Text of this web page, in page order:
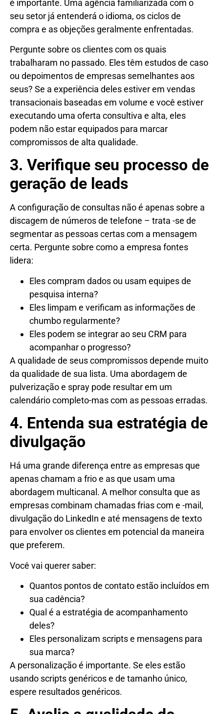
é importante. Uma agência familiarizada com o
seu setor já entenderá o idioma, os ciclos de
compra e as objeções geralmente enfrentadas.
Pergunte sobre os clientes com os quais
trabalharam no passado. Eles têm estudos de caso
ou depoimentos de empresas semelhantes aos
seus? Se a experiência deles estiver em vendas
transacionais baseadas em volume e você estiver
executando uma oferta consultiva e alta, eles
podem não estar equipados para marcar
compromissos de alta qualidade.
3. Verifique seu processo de
geração de leads
A configuração de consultas não é apenas sobre a
discagem de números de telefone – trata -se de
segmentar as pessoas certas com a mensagem
certa. Pergunte sobre como a empresa fontes
lidera:
Eles compram dados ou usam equipes de
pesquisa interna?
Eles limpam e verificam as informações de
chumbo regularmente?
Eles podem se integrar ao seu CRM para
acompanhar o progresso?
A qualidade de seus compromissos depende muito
da qualidade de sua lista. Uma abordagem de
pulverização e spray pode resultar em um
calendário completo-mas com as pessoas erradas.
4. Entenda sua estratégia de
divulgação
Há uma grande diferença entre as empresas que
apenas chamam a frio e as que usam uma
abordagem multicanal. A melhor consulta que as
empresas combinam chamadas frias com e -mail,
divulgação do LinkedIn e até mensagens de texto
para envolver os clientes em potencial da maneira
que preferem.
Você vai querer saber:
Quantos pontos de contato estão incluídos em
sua cadência?
Qual é a estratégia de acompanhamento
deles?
Eles personalizam scripts e mensagens para
sua marca?
A personalização é importante. Se eles estão
usando scripts genéricos e de tamanho único,
espere resultados genéricos.